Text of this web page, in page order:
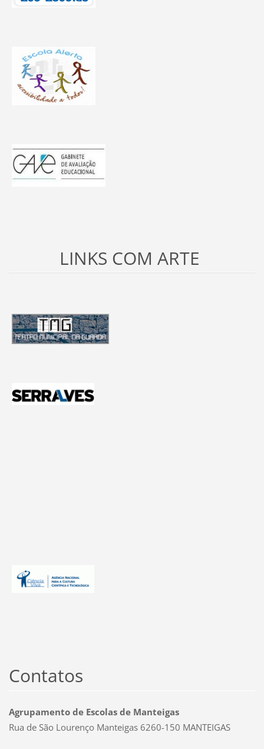
LINKS COM ARTE
Contatos
Agrupamento de Escolas de Manteigas
Rua de São Lourenço Manteigas 6260-150 MANTEIGAS